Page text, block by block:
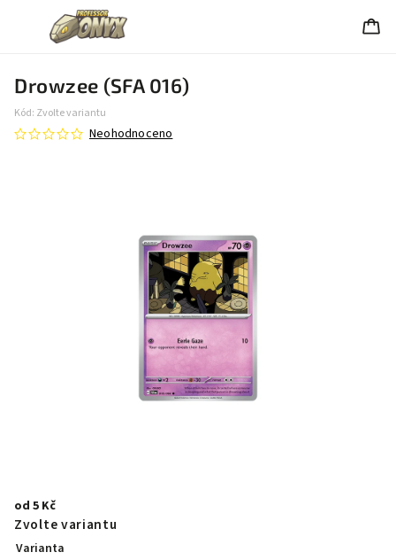
Drowzee (SFA 016)
Kód: Zvolte variantu
Neohodnoceno
od 5 Kč
Zvolte variantu
Varianta